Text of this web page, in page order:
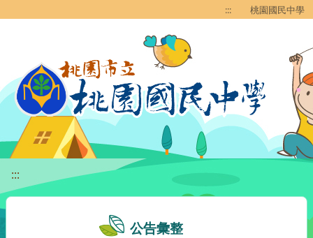
::: 桃園國民中學
:::
公告彙整